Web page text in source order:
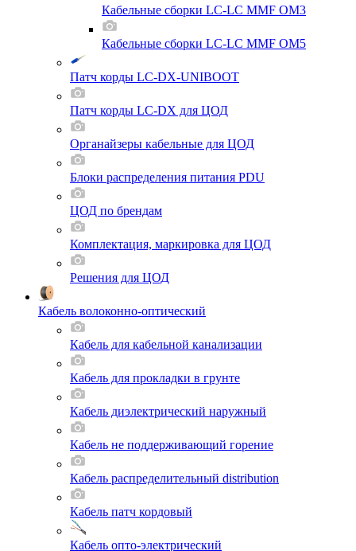
Кабельные сборки LC-LC MMF OM3
Кабельные сборки LC-LC MMF OM5
Патч корды LC-DX-UNIBOOT
Патч корды LC-DX для ЦОД
Органайзеры кабельные для ЦОД
Блоки распределения питания PDU
ЦОД по брендам
Комплектация, маркировка для ЦОД
Решения для ЦОД
Кабель волоконно-оптический
Кабель для кабельной канализации
Кабель для прокладки в грунте
Кабель диэлектрический наружный
Кабель не поддерживающий горение
Кабель распределительный distribution
Кабель патч кордовый
Кабель опто-электрический